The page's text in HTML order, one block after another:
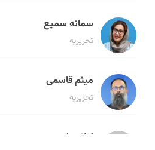
سمانه سمیع
تحریریه
میثم قاسمی
تحریریه
لیلا حنارود